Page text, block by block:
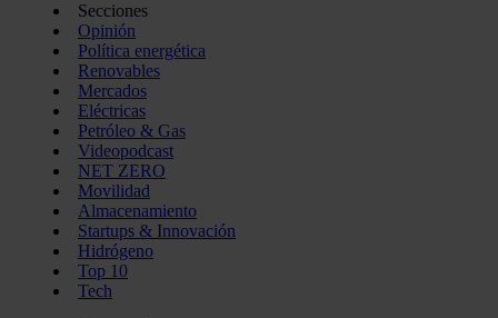
Secciones
Opinión
Política energética
Renovables
Mercados
Eléctricas
Petróleo & Gas
Videopodcast
NET ZERO
Movilidad
Almacenamiento
Startups & Innovación
Hidrógeno
Top 10
Tech